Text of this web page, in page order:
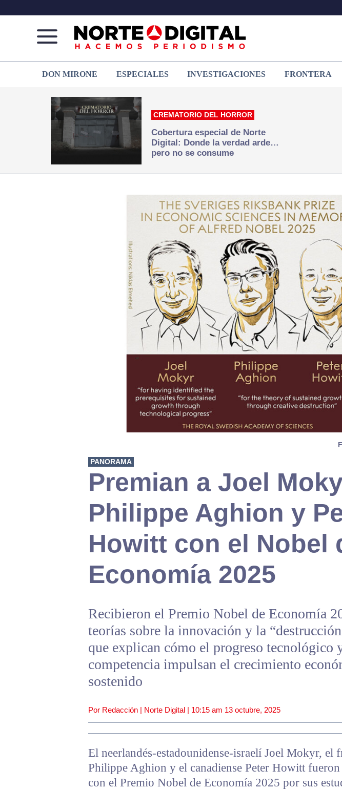
de
Juárez
que
hacemos periodismo
DON MIRONE ESPECIALES INVESTIGACIONES FRONTERA
CREMATORIO DEL HORROR
Cobertura especial de Norte
Digital: Donde la verdad arde…
pero no se consume
PANORAMA
Premian a Joel
Philippe Aghion y
Howitt con el Nobel
Economía 2025
Recibieron el Premio Nobel de Economía
teorías sobre la innovación y la
que explican cómo el progreso tecnológico
competencia impulsan el crecimiento
sostenido
Por Redacción | Norte Digital | 10:15 am 13 octubre, 2025
El neerlandés-estadounidense-israelí Joel Mokyr, el
Philippe Aghion y el canadiense Peter Howitt
con el Premio Nobel de Economía 2025 por sus